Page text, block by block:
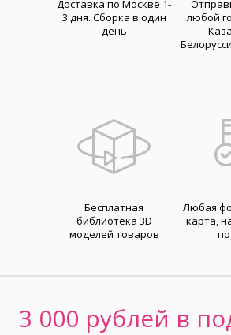
Доставка по Москве 1-
3 дня. Cборка в один
день
любой
Бесплатная
библиотека 3D
моделей товаров
Любая
карта,
3 000 рублей в